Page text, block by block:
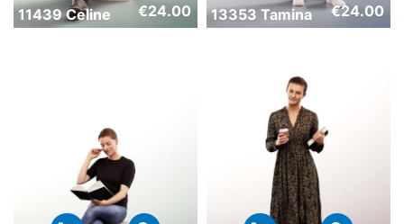
11439 Celine €24.00 13353 Tamina €24.00